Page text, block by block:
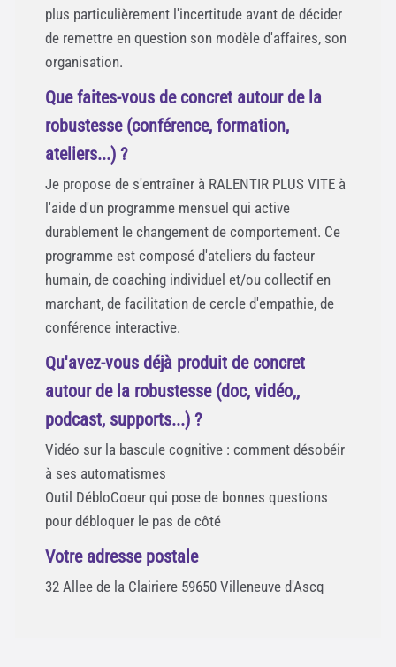
plus particulièrement l'incertitude avant de décider
de remettre en question son modèle d'affaires, son
organisation.
Que faites-vous de concret autour de la
robustesse (conférence, formation,
ateliers...) ?
Je propose de s'entraîner à RALENTIR PLUS VITE à
l'aide d'un programme mensuel qui active
durablement le changement de comportement. Ce
programme est composé d'ateliers du facteur
humain, de coaching individuel et/ou collectif en
marchant, de facilitation de cercle d'empathie, de
conférence interactive.
Qu'avez-vous déjà produit de concret
autour de la robustesse (doc, vidéo,,
podcast, supports...) ?
Vidéo sur la bascule cognitive : comment désobéir
à ses automatismes
Outil DébloCoeur qui pose de bonnes questions
pour débloquer le pas de côté
Votre adresse postale
32 Allee de la Clairiere 59650 Villeneuve d'Ascq